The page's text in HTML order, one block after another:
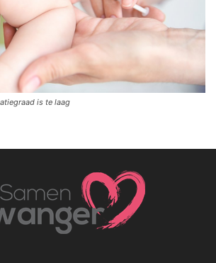
is te laag